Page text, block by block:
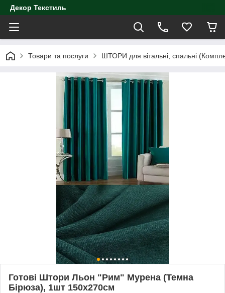
Декор Текстиль
Товари та послуги ШТОРИ для вітальні, спальні
Готові Штори Льон "Рим" Мурена (Темна
Бірюза), 1шт 150х270см